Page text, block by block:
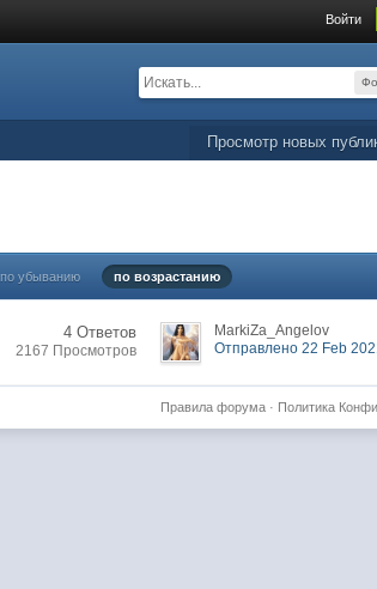
Войти
Просмотр новых
по убыванию по возрастанию
4 Ответов
2167 Просмотров
MarkiZa_Angelov
Отправлено 22 Feb
Политика
Правила форума·